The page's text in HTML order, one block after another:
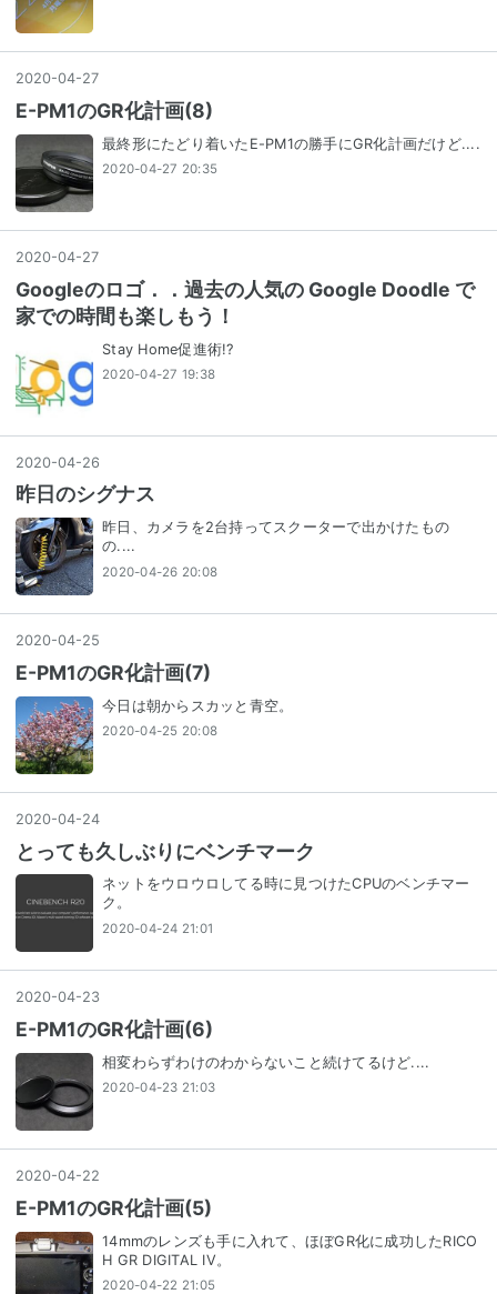
2020-04-27
E-PM1のGR化計画(8)
最終形にたどり着いたE-PM1の勝手にGR化計画だけど....
2020-04-27 20:35
2020-04-27
Googleのロゴ．．過去の人気の Google Doodle で
家での時間も楽しもう！
Stay Home促進術!?
2020-04-27 19:38
2020-04-26
昨日のシグナス
昨日、カメラを2台持ってスクーターで出かけたもの
の....
2020-04-26 20:08
2020-04-25
E-PM1のGR化計画(7)
今日は朝からスカッと青空。
2020-04-25 20:08
2020-04-24
とっても久しぶりにベンチマーク
ネットをウロウロしてる時に見つけたCPUのベンチマー
ク。
2020-04-24 21:01
2020-04-23
E-PM1のGR化計画(6)
相変わらずわけのわからないこと続けてるけど....
2020-04-23 21:03
2020-04-22
E-PM1のGR化計画(5)
14mmのレンズも手に入れて、ほぼGR化に成功したRICO
H GR DIGITAL IV。
2020-04-22 21:05